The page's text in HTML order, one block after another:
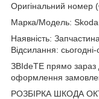
Оригінальний номер
Марка/Модель:
Наявність:
Відсилання: сьогодні-
ЗВІdeТЕ прямо зараз
оформлення
РОЗБІРКА ШКОДА